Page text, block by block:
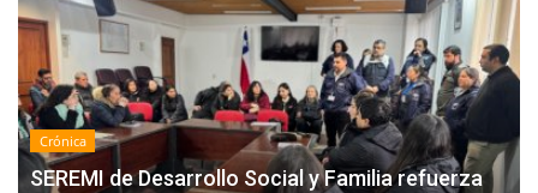
Crónica
SEREMI de Desarrollo Social y Familia refuerza